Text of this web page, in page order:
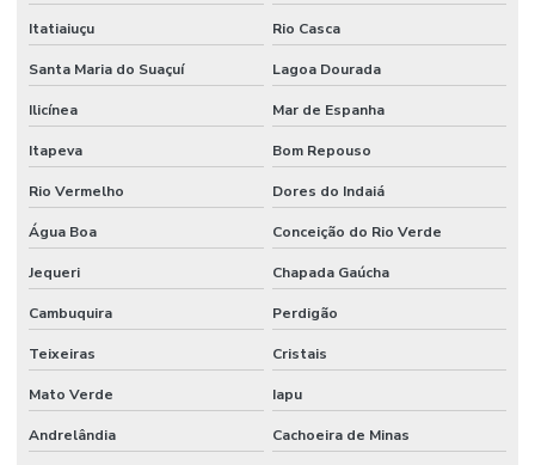
Itatiaiuçu Rio Casca
Santa Maria do Suaçuí Lagoa Dourada
Ilicínea Mar de Espanha
Itapeva Bom Repouso
Rio Vermelho Dores do Indaiá
Água Boa Conceição do Rio Verde
Jequeri Chapada Gaúcha
Cambuquira Perdigão
Teixeiras Cristais
Mato Verde Iapu
Andrelândia Cachoeira de Minas